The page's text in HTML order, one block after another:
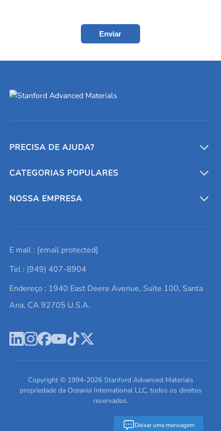
Enviar
Deixar uma mensagem
PRECISA DE AJUDA?
Conversores e calculadoras
Entre em contato conosco
Lista de consultas
Termos e Condições
Política de Privacidade
CATEGORIAS POPULARES
Metais refratários
Elementos de terras raras
Alvos de pulverização catódica
Ácido hialurônico
NOSSA EMPRESA
Promoções atuais
Notícias e blogs
Estudos de caso
Escreva para nós
E mail : [email protected]
Tel : (949) 407-8904
Endereço : 1940 East Deere Avenue, Suite 100, Santa
Ana, CA 92705 U.S.A.
Copyright © 1994-2026Stanford Advanced Materials
propriedade da Oceania International LLC, todos os direitos
reservados.